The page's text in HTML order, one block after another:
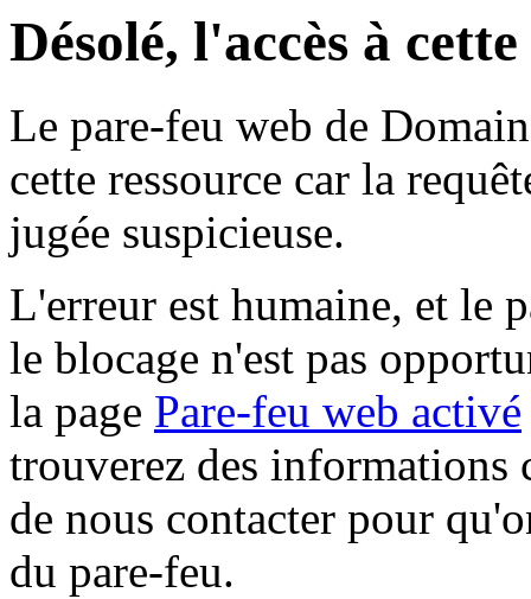
Désolé, l'accès à
Le pare-feu web de
cette ressource car la
jugée suspicieuse.
L'erreur est humaine, et le
le blocage n'est pas
la page Pare-feu web activé
trouverez des informations
de nous contacter pour
du pare-feu.